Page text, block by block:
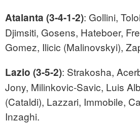
Atalanta (3-4-1-2): Gollini,
Djimsiti, Gosens, Hateboer,
Gomez, Ilicic (Malinovskyi),
Lazio (3-5-2): Strakosha,
Jony, Milinkovic-Savic, Luis
(Cataldi), Lazzari, Immobile,
Inzaghi.